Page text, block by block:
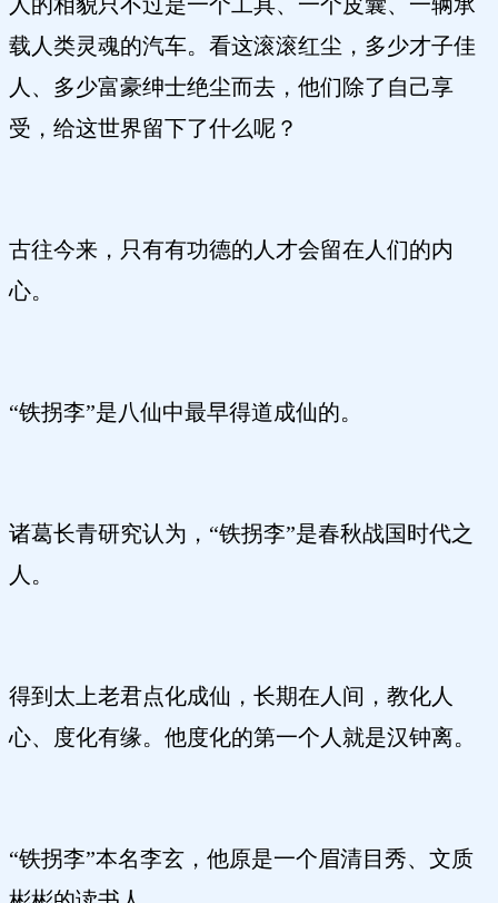
载人类灵魂的汽车。看这滚滚红尘，多少才子佳
人、多少富豪绅士绝尘而去，他们除了自己享
受，给这世界留下了什么呢？
古往今来，只有有功德的人才会留在人们的内
心。
“铁拐李”是八仙中最早得道成仙的。
诸葛长青研究认为，“铁拐李”是春秋战国时代之
人。
得到太上老君点化成仙，长期在人间，教化人
心、度化有缘。他度化的第一个人就是汉钟离。
“铁拐李”本名李玄，他原是一个眉清目秀、文质